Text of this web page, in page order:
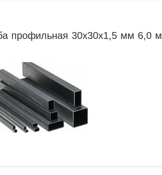
профильная 30х30х1,5 мм 6,0 м